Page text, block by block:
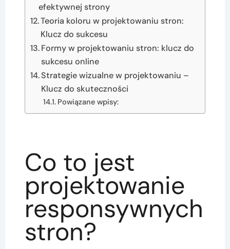
efektywnej strony
Teoria koloru w projektowaniu stron:
Klucz do sukcesu
Formy w projektowaniu stron: klucz do
sukcesu online
Strategie wizualne w projektowaniu –
Klucz do skuteczności
Powiązane wpisy:
Co to jest
projektowanie
responsywnych
stron?